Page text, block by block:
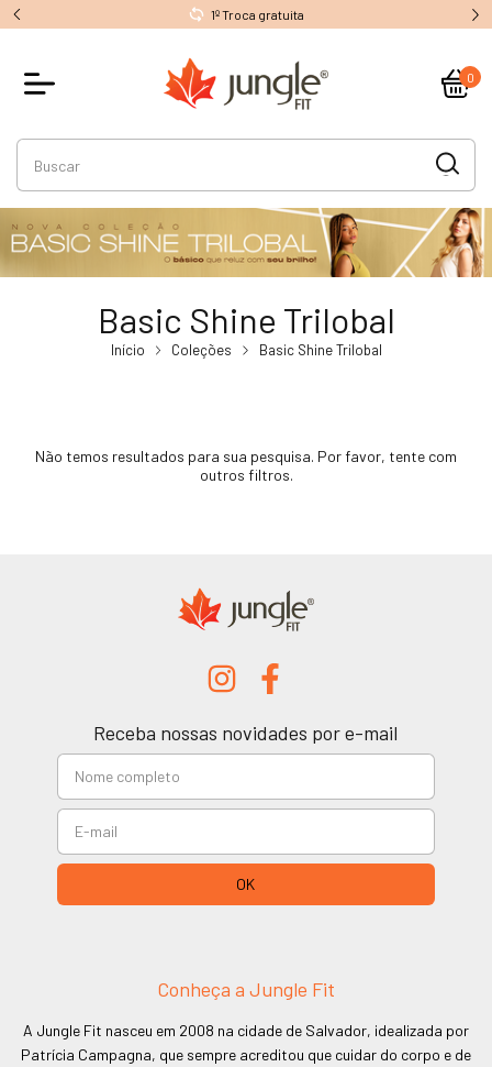
1º Troca gratuita
0
Basic Shine Trilobal
Início Coleções Basic Shine Trilobal
Não temos resultados para sua pesquisa. Por favor, tente com
outros filtros.
Receba nossas novidades por e-mail
Conheça a Jungle Fit
A Jungle Fit nasceu em 2008 na cidade de Salvador, idealizada por
Patrícia Campagna, que sempre acreditou que cuidar do corpo e de